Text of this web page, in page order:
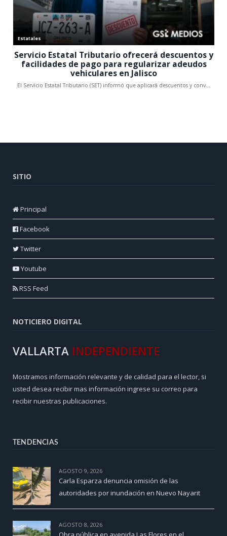
SITIO
Principal
Facebook
Twitter
Youtube
RSS Feed
NOTICIERO DIGITAL
VALLARTA INDEPENDIENTE
Mostramos información relevante y de calidad para el lector, si
usted desea recibir mas información ingrese su correo para
recibir nuestras publicaciones.
TENDENCIAS
AGOSTO 9, 2026
Carla Esparza denuncia omisión de las
autoridades por inundación en Nuevo Nayarit
AGOSTO 8, 2026